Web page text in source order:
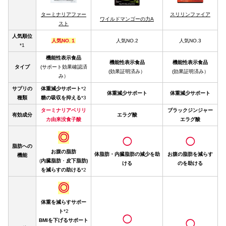
ターミナリアファー
スト
ワイルドマンゴーの力A
スリリンファイア
人気順位
*1
人気NO.１ 人気NO.2 人気NO.3
タイプ
機能性表示食品
(サポート効果確認済
み）
機能性表示食品
(効果証明済み）
機能性表示食品
(効果証明済み）
サプリの
種類
体重減少サポート*2
糖の吸収を抑える*3
体重減少サポート 体重減少サポート
有効成分
ターミナリアベリリ
カ由来没食子酸
エラグ酸
ブラックジンジャー
エラグ酸
脂肪への
機能
◎
お腹の脂肪
(内臓脂肪 ・ 皮下脂肪)
を減らすの助ける*2
◯
体脂肪・内臓脂肪の減少を助
ける
◯
お腹の脂肪を減らす
のを助ける
◎
体重を減らすサポー
ト*2
BMIを下げるサポート
◯